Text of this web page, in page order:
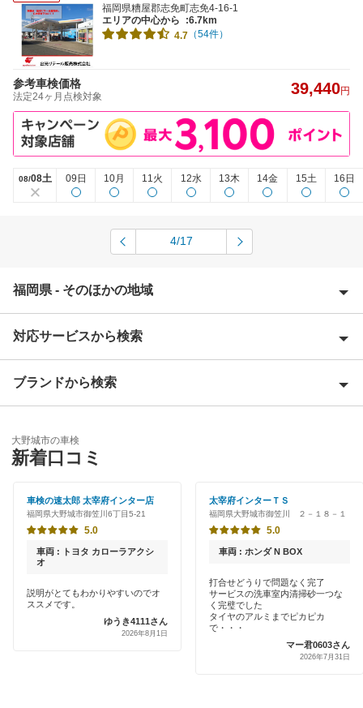
福岡県糟屋郡志免町志免4-16-1
エリアの中心から
:6.7km
4.7 （54件）
参考車検価格
法定24ヶ月点検対象 39,440円
08/08土 09日 10月 11火 12水 13木 14金 15土 16日
4/17
福岡県 - そのほかの地域
朝倉郡
飯塚市
糸島市
うきは市
大川市
大牟田市
小郡市
遠賀郡
対応サービスから検索
Award 受賞店
特典あり
新車初回割りあり
早割りあり
ブランドから検索
「車検の速太郎」
アップル車検
オートバックス
出光リテール車検
伊藤忠エネクス
大野城市の車検
新着口コミ
車検の速太郎 太宰府インター店
福岡県大野城市御笠川6丁目5-21
5.0
車両 : トヨタ カローラアクシ
オ
説明がとてもわかりやすいのでオ
ススメです。
ゆうき4111さん
2026年8月1日
太宰府インターＴＳ
福岡県大野城市御笠川 ２－１８－１
5.0
車両 : ホンダ N BOX
打合せどうりで問題なく完了
サービスの洗車室内清掃砂一つな
く完璧でした
タイヤのアルミまでピカピカ
で・・・
マー君0603さん
2026年7月31日